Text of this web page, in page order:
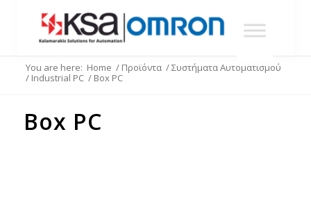
You are here: Home / Προϊόντα /Συστήματα Αυτοματισμού
/ Industrial PC / Box PC
Box PC